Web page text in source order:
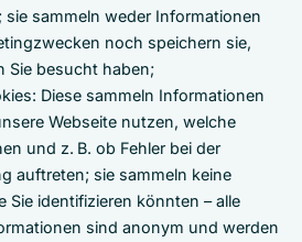
sie sammeln weder Informationen
noch speichern sie,
Sie besucht haben;
Diese sammeln Informationen
Webseite nutzen, welche
und z. B. ob Fehler bei der
auftreten; sie sammeln keine
Sie identifizieren könnten – alle
sind anonym und werden